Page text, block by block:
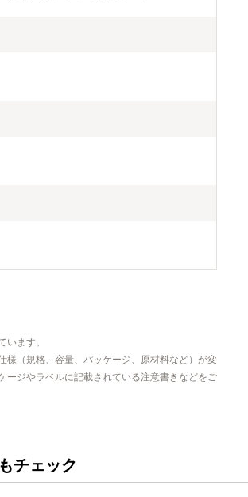
ます。
様（規格、容量、パッケージ、原材料など）が変
ージやラベルに記載されている注意書きなどをご
チェック